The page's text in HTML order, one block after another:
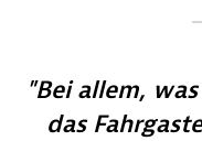
Bei allem,
das